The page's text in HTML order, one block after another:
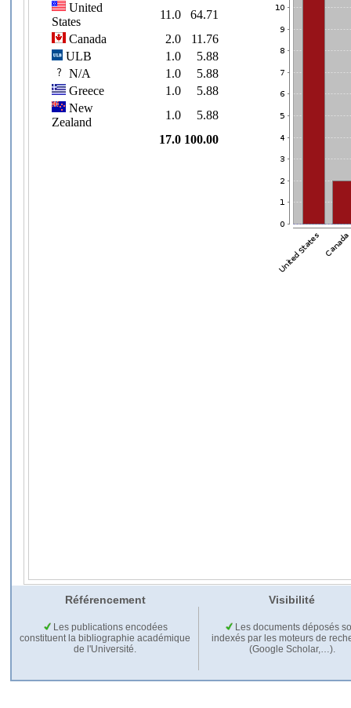
Référencement Visibilité
Les publications encodées
constituent la bibliographie académique
de l'Université.
Les documents déposés
indexés par les moteurs de
(Google Scholar,…).